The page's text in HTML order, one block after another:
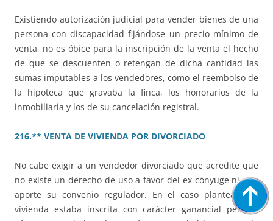
Existiendo autorización judicial para vender bienes de una
persona con discapacidad fijándose un precio mínimo de
venta, no es óbice para la inscripción de la venta el hecho
de que se descuenten o retengan de dicha cantidad las
sumas imputables a los vendedores, como el reembolso de
la hipoteca que gravaba la finca, los honorarios de la
inmobiliaria y los de su cancelación registral.
216.** VENTA DE VIVIENDA POR DIVORCIADO
No cabe exigir a un vendedor divorciado que acredite que
no existe un derecho de uso a favor del ex-cónyuge ni que
aporte su convenio regulador. En el caso planteado la
vivienda estaba inscrita con carácter ganancial pero el